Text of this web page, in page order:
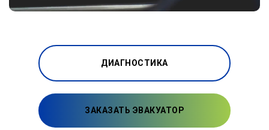
ДИАГНОСТИКА
ЗАКАЗАТЬ ЭВАКУАТОР